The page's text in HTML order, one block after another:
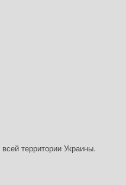
территории Украины.